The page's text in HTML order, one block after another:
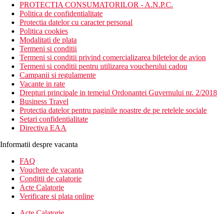
PROTECTIA CONSUMATORILOR - A.N.P.C.
Politica de confidentialitate
Protectia datelor cu caracter personal
Politica cookies
Modalitati de plata
Termeni si conditii
Termeni si conditii privind comercializarea biletelor de avion
Termeni si conditii pentru utilizarea voucherului cadou
Campanii si regulamente
Vacante in rate
Drepturi principale in temeiul Ordonantei Guvernului nr. 2/2018
Business Travel
Protectia datelor pentru paginile noastre de pe retelele sociale
Setari confidentialitate
Directiva EAA
Informatii despre vacanta
FAQ
Vouchere de vacanta
Conditii de calatorie
Acte Calatorie
Verificare si plata online